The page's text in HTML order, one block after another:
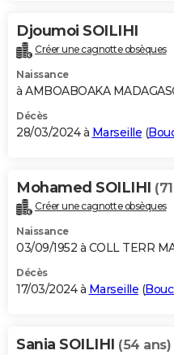
Djoumoi SOILIHI
Créer une cagnotte obsèques
Naissance
à AMBOABOAKA
Décès
28/03/2024 à Marseille (
Mohamed SOILIHI
Créer une cagnotte obsèques
Naissance
03/09/1952 à COLL TERR
Décès
17/03/2024 à Marseille (
Sania SOILIHI (54 ans)